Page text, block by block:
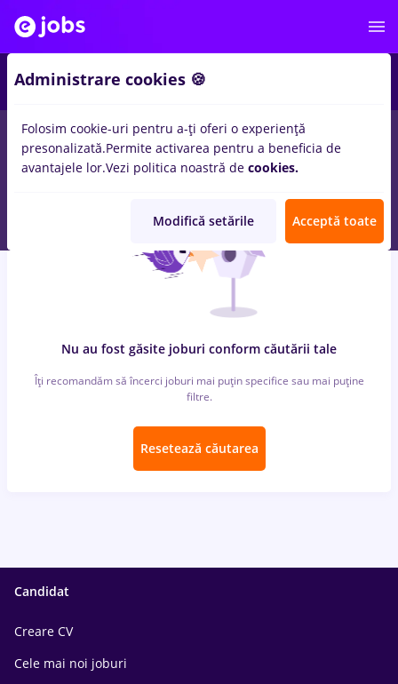
locuri de muncaautocadin Remote (de acasa)pentru
Level (< 2 ani)inConstructii / Instalatii
Nu au fost găsite joburi conform căutării tale
Îți recomandăm să încerci joburi mai puțin specifice sau mai puține
filtre.
Resetează căutarea
Candidat
Creare CV
Cele mai noi joburi
Administrare cookies 🍪
Folosim cookie-uri pentru a-ți oferi o experiență
presonalizată.Permite activarea pentru a beneficia de
avantajele lor.Vezi politica noastră de cookies.
Modifică setările Acceptă toate